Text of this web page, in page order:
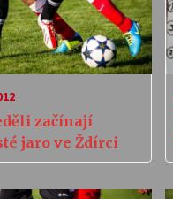
začínají
jaro ve Ždírci